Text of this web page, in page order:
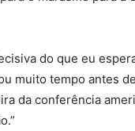
do que eu
muito tempo antes
da conferência